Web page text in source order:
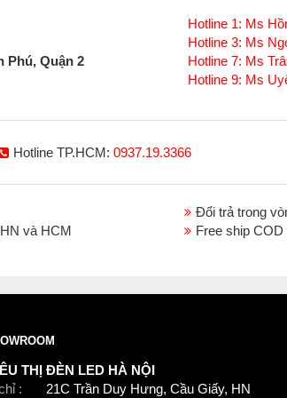
1. Độ Sáng Tối Ưu
Với công suất quang thông lên
hiệu suất cao, giúp tiết kiệm
thoải mái sử dụng mà không lo
2. Điều Chỉnh Ánh Sáng
Đèn cung cấp ba lựa chọn nhiệt
tùy chỉnh ánh sáng theo nhu
ấm cúng cho phòng khách,
3. Góc Chiếu Linh Hoạt
Đèn LED Philips được chế tạo
suốt thời gian sử dụng. Điều
mẻ và sáng bóng.
Hotline 1: Ms
Hotline 3: Ms
Phú, Quận 2
Hotline 7: Ms
Hotline 9: Ms
Hotline TP.HCM: 0937.19.3366
Đổi trả trong
và HCM
Free ship
THỊ ĐÈN LED HÀ NỘI
:
21C Trần Duy Hưng, Cầu Giấy, HN